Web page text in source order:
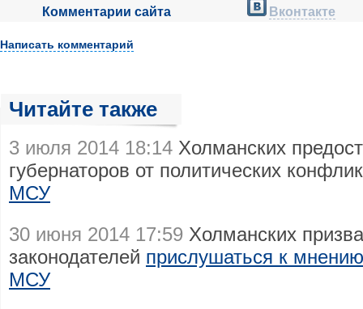
Комментарии сайта Вконтакте
Написать комментарий
Читайте также
3 июля 2014 18:14 Холманских
губернаторов от политических
МСУ
30 июня 2014 17:59 Холманских
законодателей прислушаться к
МСУ